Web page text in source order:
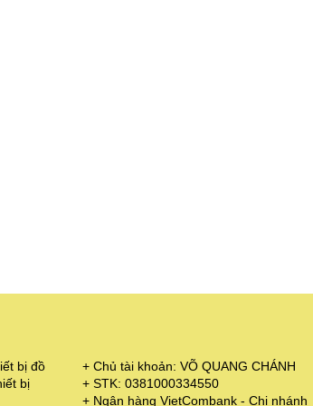
bị đồ
bị
+ Chủ tài khoản: VÕ QUANG CHÁNH
+ STK: 0381000334550
+ Ngân hàng VietCombank - Chi nhánh